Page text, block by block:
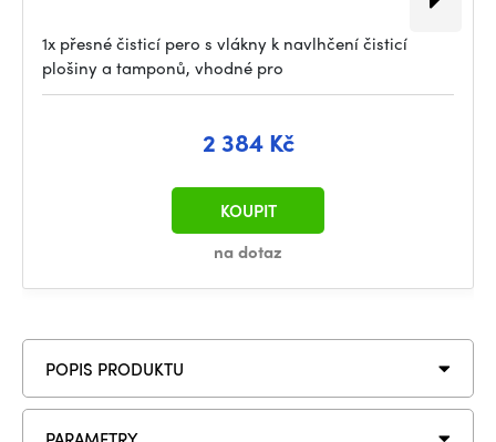
1x přesné čisticí pero s vlákny k navlhčení čisticí
plošiny a tamponů, vhodné pro
2 384 Kč
na dotaz
KOUPIT
POPIS PRODUKTU